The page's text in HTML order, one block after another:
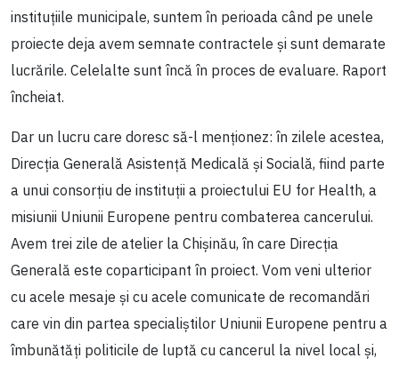
instituțiile municipale, suntem în perioada când pe unele
proiecte deja avem semnate contractele și sunt demarate
lucrările. Celelalte sunt încă în proces de evaluare. Raport
încheiat.
Dar un lucru care doresc să-l menționez: în zilele acestea,
Direcția Generală Asistență Medicală și Socială, fiind parte
a unui consorțiu de instituții a proiectului EU for Health, a
misiunii Uniunii Europene pentru combaterea cancerului.
Avem trei zile de atelier la Chișinău, în care Direcția
Generală este coparticipant în proiect. Vom veni ulterior
cu acele mesaje și cu acele comunicate de recomandări
care vin din partea specialiștilor Uniunii Europene pentru a
îmbunătăți politicile de luptă cu cancerul la nivel local și,